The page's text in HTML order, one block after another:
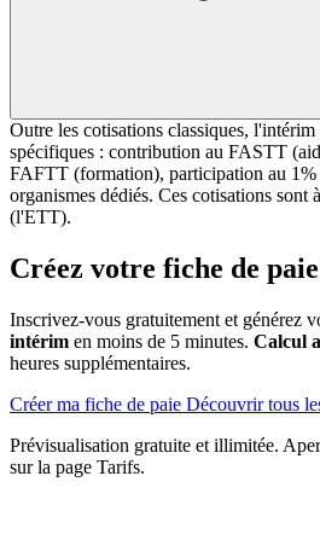
Outre les cotisations classiques,
spécifiques : contribution au FASTT
FAFTT (formation), participation au 1%
organismes dédiés. Ces cotisations sont
(l'ETT).
Créez votre fiche de
Inscrivez-vous gratuitement et générez
intérim en moins de 5 minutes. Calcul
heures supplémentaires.
Créer ma fiche de paie Découvrir tous
Prévisualisation gratuite et illimitée.
sur la page Tarifs.